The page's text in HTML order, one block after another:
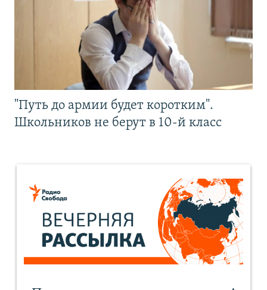
"Путь до армии будет коротким".
Школьников не берут в 10-й класс